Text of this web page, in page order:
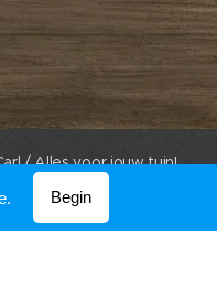
/ Alles voor jouw tuin!
Webnode
Begin